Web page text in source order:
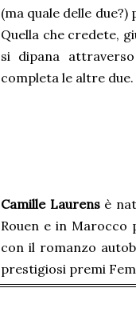
(ma quale delle
Quella che credete,
si dipana
completa le altre due.
Camille Laurens è
Rouen e in
con il romanzo
prestigiosi premi